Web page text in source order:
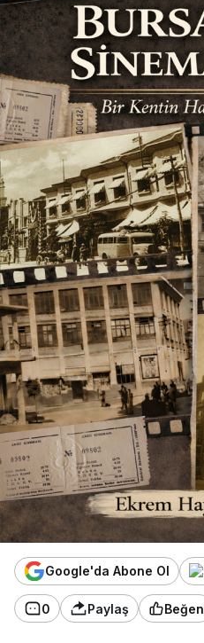
Google'da Abone Ol
0 Paylaş Beğen